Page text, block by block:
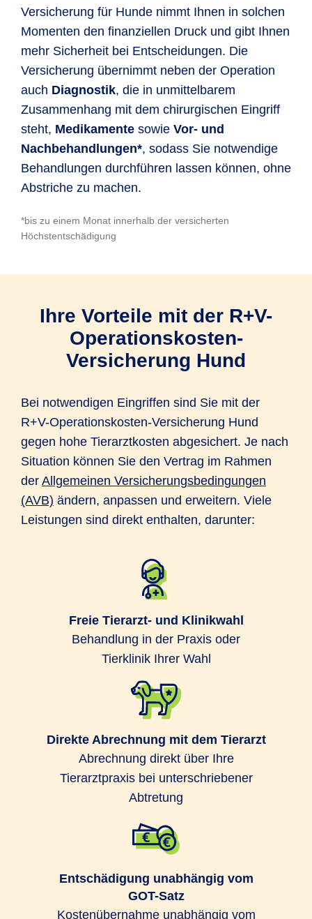
Versicherung für Hunde nimmt Ihnen in solchen
Momenten den finanziellen Druck und gibt Ihnen
mehr Sicherheit bei Entscheidungen. Die
Versicherung übernimmt neben der Operation
auch Diagnostik, die in unmittelbarem
Zusammenhang mit dem chirurgischen Eingriff
steht, Medikamente sowie Vor- und
Nachbehandlungen*, sodass Sie notwendige
Behandlungen durchführen lassen können, ohne
Abstriche zu machen.
*bis zu einem Monat innerhalb der versicherten
Höchstentschädigung
Ihre Vorteile mit der R+V-
Operationskosten-
Versicherung Hund
Bei notwendigen Eingriffen sind Sie mit der
R+V-Operationskosten-Versicherung Hund
gegen hohe Tierarztkosten abgesichert. Je nach
Situation können Sie den Vertrag im Rahmen
der Allgemeinen Versicherungsbedingungen
(AVB) ändern, anpassen und erweitern. Viele
Leistungen sind direkt enthalten, darunter:
Freie Tierarzt- und Klinikwahl
Behandlung in der Praxis oder
Tierklinik Ihrer Wahl
Direkte Abrechnung mit dem Tierarzt
Abrechnung direkt über Ihre
Tierarztpraxis bei unterschriebener
Abtretung
Entschädigung unabhängig vom
GOT-Satz
Kostenübernahme unabhängig vom